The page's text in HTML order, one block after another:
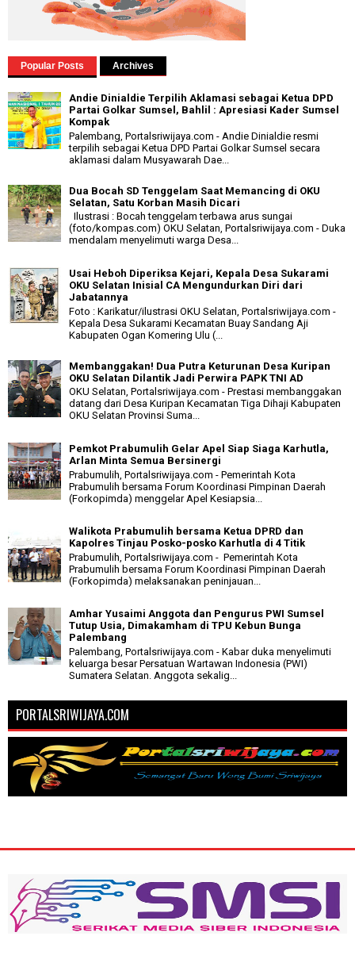
Popular Posts Archives
Andie Dinialdie Terpilih Aklamasi sebagai Ketua DPD
Partai Golkar Sumsel, Bahlil : Apresiasi Kader Sumsel
Kompak
Palembang, Portalsriwijaya.com - Andie Dinialdie resmi
terpilih sebagai Ketua DPD Partai Golkar Sumsel secara
aklamasi dalam Musyawarah Dae...
Dua Bocah SD Tenggelam Saat Memancing di OKU
Selatan, Satu Korban Masih Dicari
Ilustrasi : Bocah tenggelam terbawa arus sungai
(foto/kompas.com) OKU Selatan, Portalsriwijaya.com - Duka
mendalam menyelimuti warga Desa...
Usai Heboh Diperiksa Kejari, Kepala Desa Sukarami
OKU Selatan Inisial CA Mengundurkan Diri dari
Jabatannya
Foto : Karikatur/ilustrasi OKU Selatan, Portalsriwijaya.com -
Kepala Desa Sukarami Kecamatan Buay Sandang Aji
Kabupaten Ogan Komering Ulu (...
Membanggakan! Dua Putra Keturunan Desa Kuripan
OKU Selatan Dilantik Jadi Perwira PAPK TNI AD
OKU Selatan, Portalsriwijaya.com - Prestasi membanggakan
datang dari Desa Kuripan Kecamatan Tiga Dihaji Kabupaten
OKU Selatan Provinsi Suma...
Pemkot Prabumulih Gelar Apel Siap Siaga Karhutla,
Arlan Minta Semua Bersinergi
Prabumulih, Portalsriwijaya.com - Pemerintah Kota
Prabumulih bersama Forum Koordinasi Pimpinan Daerah
(Forkopimda) menggelar Apel Kesiapsia...
Walikota Prabumulih bersama Ketua DPRD dan
Kapolres Tinjau Posko-posko Karhutla di 4 Titik
Prabumulih, Portalsriwijaya.com - Pemerintah Kota
Prabumulih bersama Forum Koordinasi Pimpinan Daerah
(Forkopimda) melaksanakan peninjauan...
Amhar Yusaimi Anggota dan Pengurus PWI Sumsel
Tutup Usia, Dimakamham di TPU Kebun Bunga
Palembang
Palembang, Portalsriwijaya.com - Kabar duka menyelimuti
keluarga besar Persatuan Wartawan Indonesia (PWI)
Sumatera Selatan. Anggota sekalig...
PORTALSRIWIJAYA.COM